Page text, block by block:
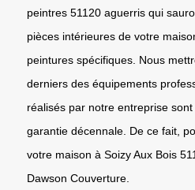
peintres 51120 aguerris qui
pièces intérieures de votre
peintures spécifiques. Nous
derniers des équipements
réalisés par notre entreprise sont
garantie décennale. De ce fait,
votre maison à Soizy Aux Bois
Dawson Couverture.